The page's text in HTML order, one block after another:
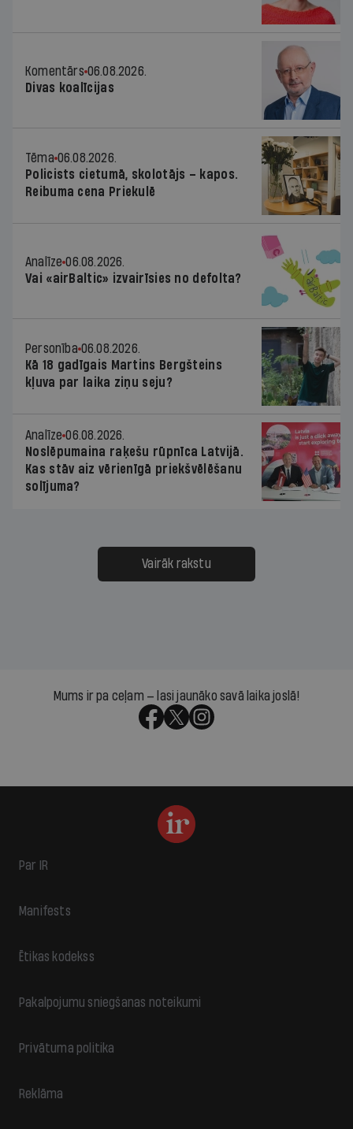
Komentārs 06.08.2026.
Divas koalīcijas
Tēma 06.08.2026.
Policists cietumā, skolotājs – kapos.
Reibuma cena Priekulē
Analīze 06.08.2026.
Vai «airBaltic» izvairīsies no defolta?
Personība 06.08.2026.
Kā 18 gadīgais Martins Bergšteins
kļuva par laika ziņu seju?
Analīze 06.08.2026.
Noslēpumaina raķešu rūpnīca Latvijā.
Kas stāv aiz vērienīgā priekšvēlēšanu
solījuma?
Vairāk rakstu
Mums ir pa ceļam — lasi jaunāko savā laika joslā!
Par IR
Manifests
Ētikas kodekss
Pakalpojumu sniegšanas noteikumi
Privātuma politika
Reklāma